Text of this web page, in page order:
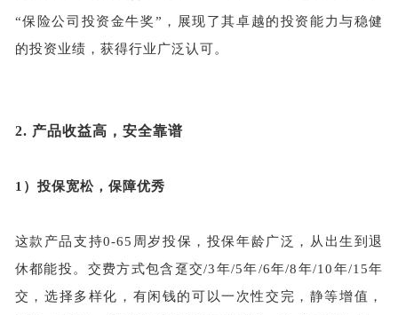
“保险公司投资金牛奖”，展现了其卓越的投资能力与稳健
的投资业绩，获得行业广泛认可。
2. 产品收益高，安全靠谱
1） 投保宽松，保障优秀
这款产品支持0-65周岁投保，投保年龄广泛，从出生到退
休都能投。交费方式包含趸交/3年/5年/6年/8年/10年/15年
交，选择多样化，有闲钱的可以一次性交完，静等增值，